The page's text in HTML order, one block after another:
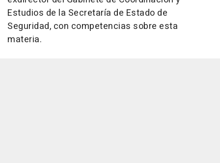
Estudios de la Secretaría de Estado de
Seguridad, con competencias sobre esta
materia.